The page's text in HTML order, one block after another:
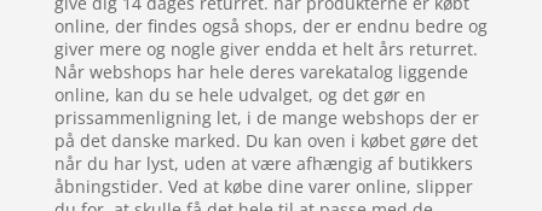
online, der findes også shops, der er endnu bedre og
giver mere og nogle giver endda et helt års returret.
Når webshops har hele deres varekatalog liggende
online, kan du se hele udvalget, og det gør en
prissammenligning let, i de mange webshops der er
på det danske marked. Du kan oven i købet gøre det
når du har lyst, uden at være afhængig af butikkers
åbningstider. Ved at købe dine varer online, slipper